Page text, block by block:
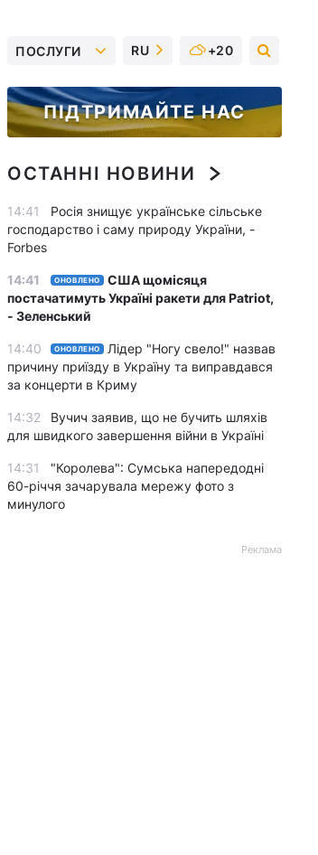
ПОСЛУГИ RU +20
ПІДТРИМАЙТЕ НАС
ОСТАННІ НОВИНИ
14:41
Росія знищує українське сільське
господарство і саму природу України, -
Forbes
14:41 ОНОВЛЕНО
США щомісяця
постачатимуть Україні ракети для Patriot,
- Зеленський
14:40 ОНОВЛЕНО
Лідер "Ногу свело!" назвав
причину приїзду в Україну та виправдався
за концерти в Криму
14:32
Вучич заявив, що не бучить шляхів
для швидкого завершення війни в Україні
14:31
"Королева": Сумська напередодні
60-річчя зачарувала мережу фото з
минулого
Реклама